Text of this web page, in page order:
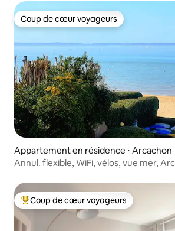
Coup de cœur voyageurs
Coup de cœur voyageurs
Appartement en résidence ⋅ Arcachon
Annul. flexible, WiFi, vélos, vue mer,
Coups de cœur voyageurs les plus
Coup de cœur voyageurs